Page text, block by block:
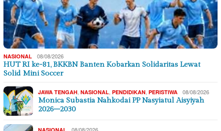
NASIONAL 08/08/2026
HUT RI ke-81, BKKBN Banten Kobarkan Solidaritas Lewat
Solid Mini Soccer
JAWA TENGAH NASIONAL PENDIDIKAN PERISTIWA 08/08/2026
Monica Subastia Nahkodai PP Nasyiatul Aisyiyah
2026–2030
08/08/2026